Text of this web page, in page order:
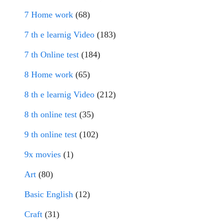
7 Home work (68)
7 th e learnig Video (183)
7 th Online test (184)
8 Home work (65)
8 th e learnig Video (212)
8 th online test (35)
9 th online test (102)
9x movies (1)
Art (80)
Basic English (12)
Craft (31)